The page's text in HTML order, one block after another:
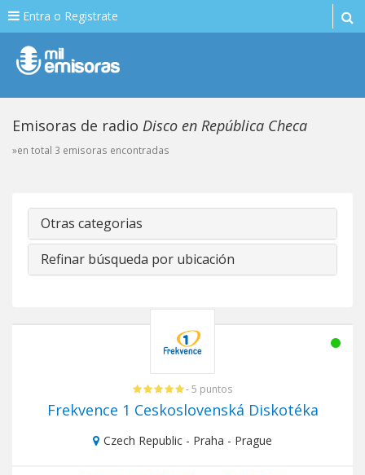
Entra o Registrate
Emisoras de radio Disco en República Checa
»en total 3 emisoras encontradas
Otras categorias
Refinar búsqueda por ubicación
- 5 puntos
Frekvence 1 Ceskoslovenská Diskotéka
Czech Republic - Praha - Prague